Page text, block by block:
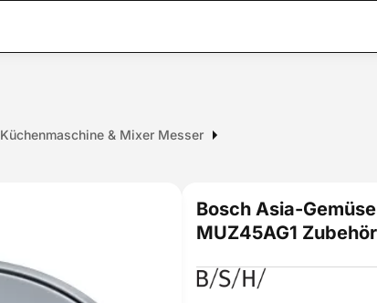
Küchenmaschine & Mixer Messer
Bosch Asia-
MUZ45AG1